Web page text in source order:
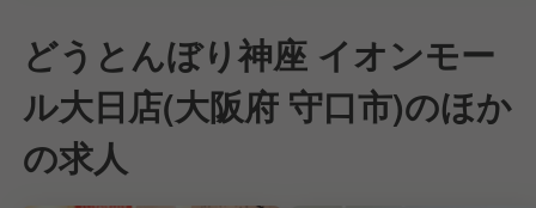
どうとんぼり神座 イオンモー
ル大日店(大阪府 守口市)のほか
の求人